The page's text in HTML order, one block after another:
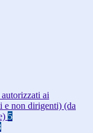
ai
e non dirigenti) (da
5